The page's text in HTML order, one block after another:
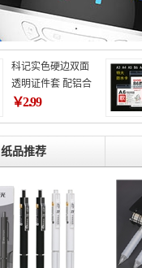
科记实色硬边双面
透明证件套 配铝合
金方头胸卡绳套装
￥2.99
纸品推荐